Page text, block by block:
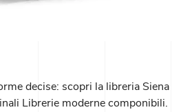
decise: scopri la libreria Siena
Librerie moderne componibili.